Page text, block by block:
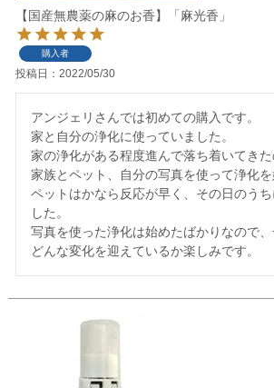
【国産無農薬の麻のお香】「麻光香」
購入者
投稿日 2022/05/30
アンジェリさんでは初めての購入です。
家と自分の浄化に使っていました。
家の浄化がある程度進んで落ち着いてきた
家族とペット、自分の写真を使って浄化を
ペットはかなら反応が早く、その日のう
した。
写真を使った浄化は始めたばかりなので